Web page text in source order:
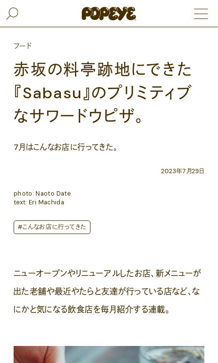
フード
赤坂の料亭跡地にできた
『Sabasu』のプリミティブ
なサワードウピザ。
7月はこんなお店に行ってきた。
2023年7月29日
photo: Naoto Date
text: Eri Machida
#こんなお店に行ってきた
ニューオープンやリニューアルしたお店、新メニューが
出た老舗や最近やたらと友達が行っている店など、な
にかと気になる飲食店を毎月紹介する連載。